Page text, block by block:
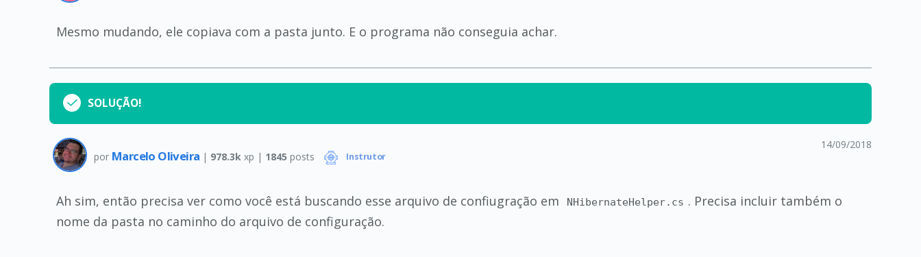
Mesmo mudando, ele copiava com a pasta junto. E o programa não conseguia achar.
SOLUÇÃO!
por Marcelo Oliveira | 978.3k xp | 1845 posts Instrutor
14/09/2018
Ah sim, então precisa ver como você está buscando esse arquivo de confiugração em NHibernateHelper.cs . Precisa incluir também o
nome da pasta no caminho do arquivo de configuração.